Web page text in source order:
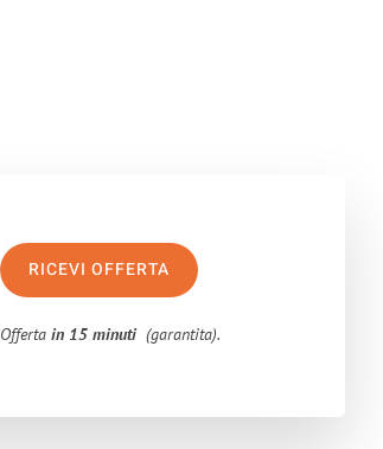
RICEVI OFFERTA
Offertain 15 minuti (garantita).